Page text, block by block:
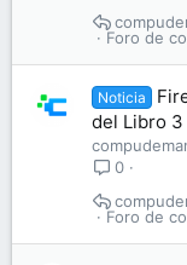
Foro de
Noticia
del Libro 3
0
Foro de